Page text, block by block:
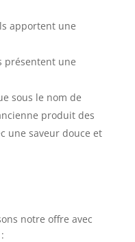
apportent une
présentent une
sous le nom de
produit des
une saveur douce et
notre offre avec